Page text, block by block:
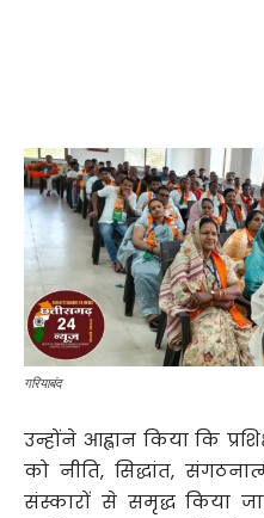
गरियाबंद
उन्होंने आह्वान किया कि
को नीति, सिद्धांत,
संस्कारों से समृद्ध किया